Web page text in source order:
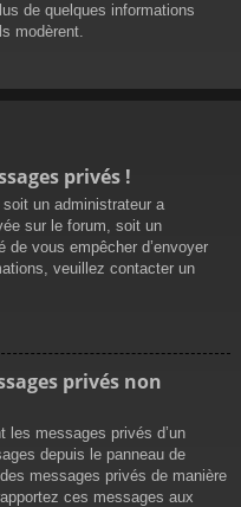
de quelques informations
modèrent.
privés !
un administrateur a
sur le forum, soit un
de vous empêcher d’envoyer
veuillez contacter un
privés non
les messages privés d’un
depuis le panneau de
messages privés de manière
ces messages aux